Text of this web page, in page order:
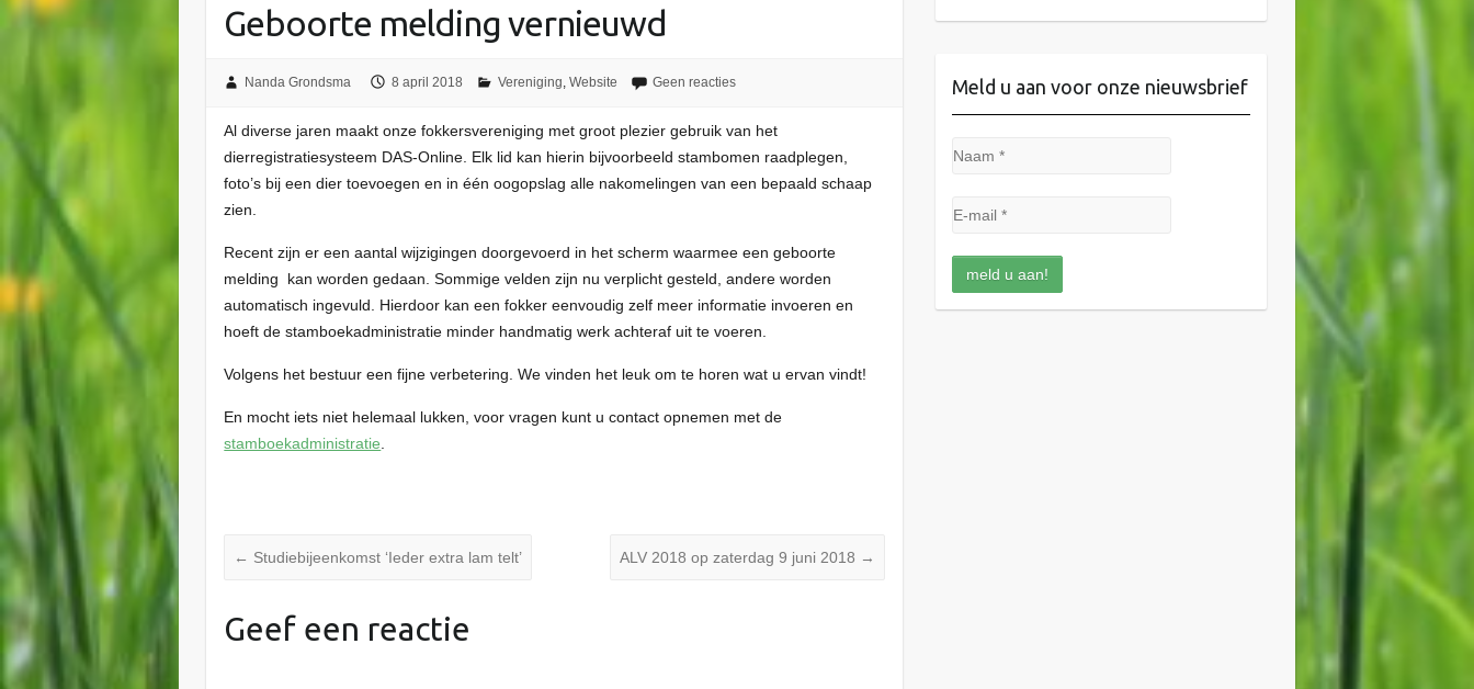
Geboorte melding vernieuwd
Nanda Grondsma 8 april 2018 Vereniging, Website Geen reacties
Al diverse jaren maakt onze fokkersvereniging met groot plezier gebruik van het
dierregistratiesysteem DAS-Online. Elk lid kan hierin bijvoorbeeld stambomen raadplegen,
foto’s bij een dier toevoegen en in één oogopslag alle nakomelingen van een bepaald schaap
zien.
Recent zijn er een aantal wijzigingen doorgevoerd in het scherm waarmee een geboorte
melding kan worden gedaan. Sommige velden zijn nu verplicht gesteld, andere worden
automatisch ingevuld. Hierdoor kan een fokker eenvoudig zelf meer informatie invoeren en
hoeft de stamboekadministratie minder handmatig werk achteraf uit te voeren.
Volgens het bestuur een fijne verbetering. We vinden het leuk om te horen wat u ervan vindt!
En mocht iets niet helemaal lukken, voor vragen kunt u contact opnemen met de
stamboekadministratie.
← Studiebijeenkomst ‘Ieder extra lam telt’ ALV 2018 op zaterdag 9 juni 2018 →
Geef een reactie
Meld u aan voor onze nieuwsbrief